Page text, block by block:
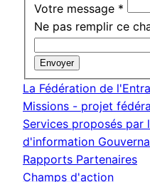
Votre message *
Ne pas remplir ce
Envoyer
La Fédération de
Missions - projet
Services proposés par
d'information
Rapports Partenaires
Champs d'action